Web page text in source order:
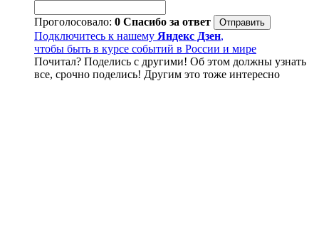
Проголосовало: 0 Спасибо за ответ
Подключитесь к нашему Яндекс Дзен,
чтобы быть в курсе событий в России и мире
Почитал? Поделись с другими! Об этом должны узнать
все, срочно поделись! Другим это тоже интересно